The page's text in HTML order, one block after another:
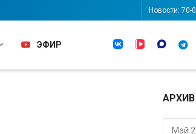
Новости: 70-
ЭФИР
АРХИВ
АРХИВ
Май